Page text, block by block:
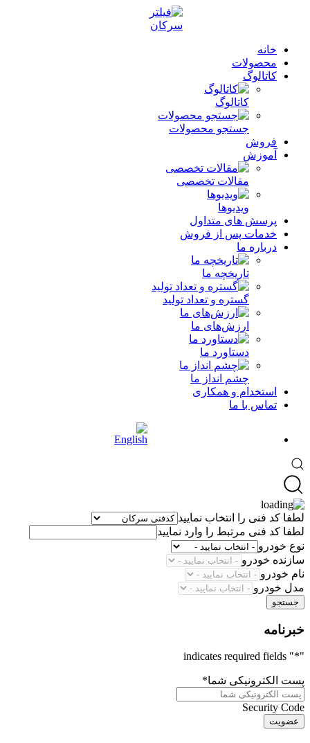
خانه
محصولات
کاتالوگ
کاتالوگ
جستجو محصولات
فروش
آموزش
مقالات تخصصی
ویدیوها
پرسش های متداول
خدمات پس از فروش
درباره ما
تاریخچه ما
گستره و تعداد تولید
ارزش‌های ما
دستاورد ما
چشم انداز ما
استخدام و همکاری
تماس با ما
لطفا کد فنی را انتخاب نمایید
لطفا کد فنی مرتبط را وارد نمایید
نوع خودرو
سازنده خودرو
نام خودرو
مدل خودرو
جستجو
خبرنامه
"
*
" indicates required fields
پست الکترونیکی شما*
Security Code